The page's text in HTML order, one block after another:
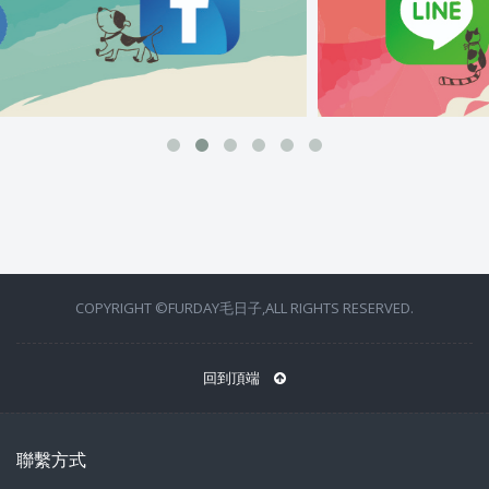
COPYRIGHT ©FURDAY毛日子,ALL RIGHTS RESERVED.
回到頂端
聯繫方式